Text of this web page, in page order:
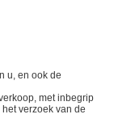
u, en ook de
met inbegrip
verzoek van de